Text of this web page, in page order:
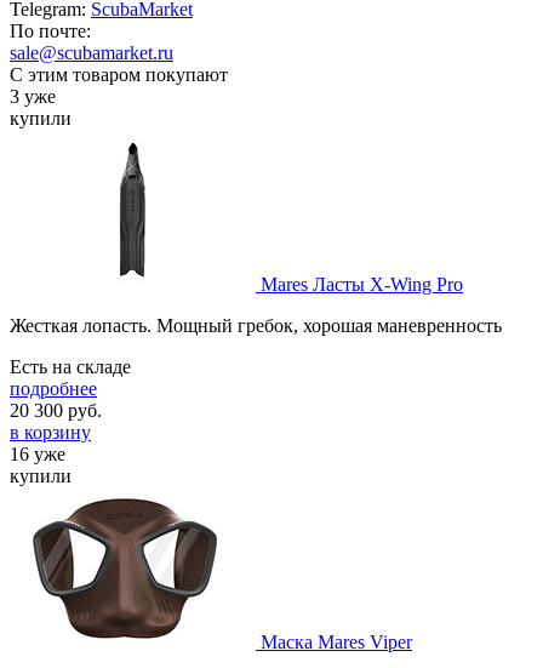
Telegram: ScubaMarket
По почте:
sale@scubamarket.ru
С этим товаром покупают
3 уже
купили
Mares Ласты X-Wing Pro
Жесткая лопасть. Мощный гребок, хорошая маневренность
Есть на складе
подробнее
20 300 руб.
в корзину
16 уже
купили
Маска Mares Viper